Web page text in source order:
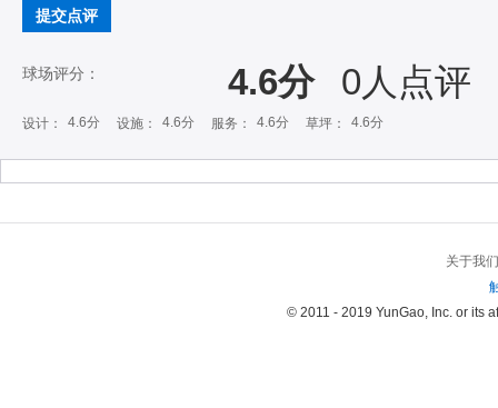
提交点评
球场评分： 4.6分 0人点评
设计： 4.6分 设施： 4.6分 服务： 4.6分 草坪： 4.6分
关于我们
© 2011 - 2019 YunGao, Inc. or its